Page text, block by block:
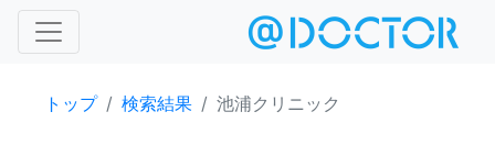
トップ 検索結果 池浦クリニック